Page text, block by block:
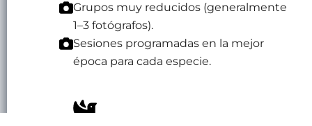
Grupos muy reducidos (generalmente
1–3 fotógrafos).
Sesiones programadas en la mejor
época para cada especie.